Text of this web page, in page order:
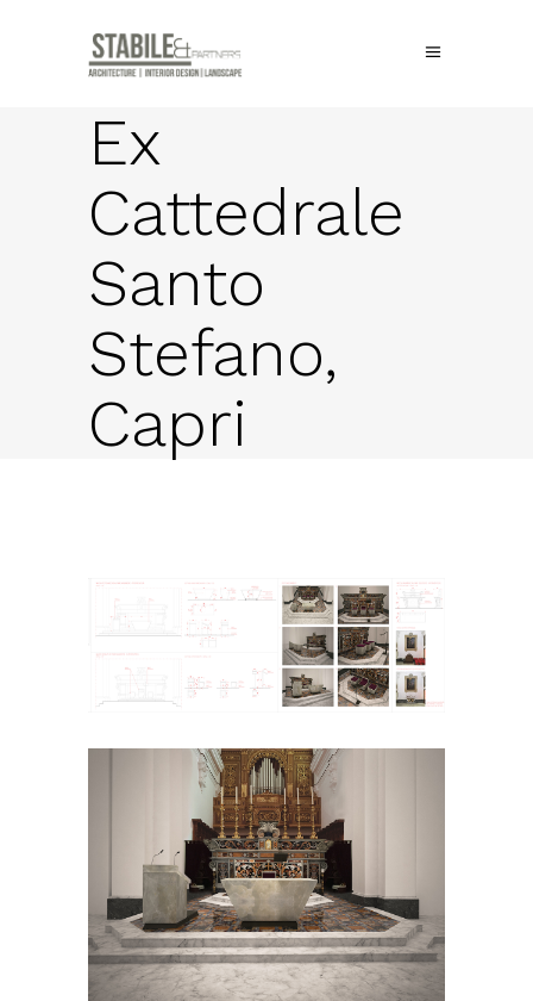
Ex
Cattedrale
Santo
Stefano,
Capri